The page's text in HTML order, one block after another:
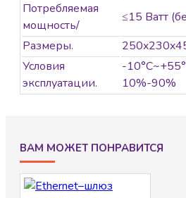
Потребляемая
мощность/
≤15 Ватт
Размеры.
Условия
эксплуатации.
-
10%-90%
ВАМ МОЖЕТ ПОНРАВИТСЯ